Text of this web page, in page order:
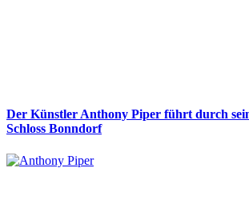
Der Künstler Anthony Piper führt durch
Schloss Bonndorf